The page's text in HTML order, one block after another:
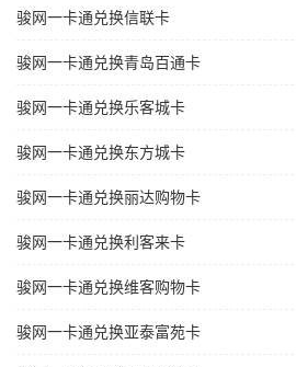
骏网一卡通兑换信联卡
骏网一卡通兑换青岛百通卡
骏网一卡通兑换乐客城卡
骏网一卡通兑换东方城卡
骏网一卡通兑换丽达购物卡
骏网一卡通兑换利客来卡
骏网一卡通兑换维客购物卡
骏网一卡通兑换亚泰富苑卡